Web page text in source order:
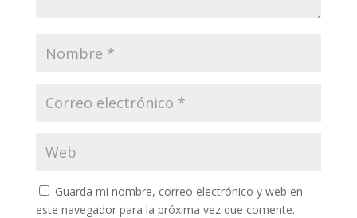
Guarda mi nombre, correo electrónico y web en
este navegador para la próxima vez que comente.